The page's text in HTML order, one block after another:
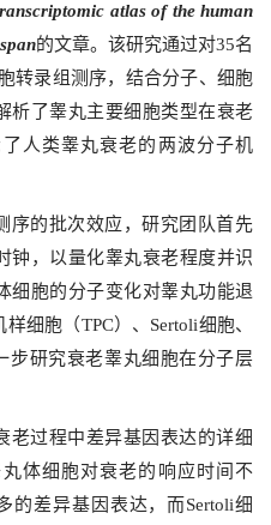
atlas of the human
的文章。该研究通过对35名
转录组测序，结合分子、细胞
析了睾丸主要细胞类型在衰老
人类睾丸衰老的两波分子机
序的批次效应，研究团队首先
钟，以量化睾丸衰老程度并识
细胞的分子变化对睾丸功能退
细胞（TPC）、Sertoli细胞、
步研究衰老睾丸细胞在分子层
老过程中差异基因表达的详细
体细胞对衰老的响应时间不
的差异基因表达，而Sertoli细